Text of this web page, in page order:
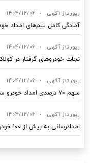
رپورتاژ آگهی •
1404/12/06
آمادگی کامل تیم‌های امداد
رپورتاژ آگهی •
1404/12/06
نجات خودروهای گرفتار در
رپورتاژ آگهی •
1404/12/06
سهم ۷۰ درصدی امداد خودرو ساوه در پیشگیری از حوادث جاده‌ای
رپورتاژ آگهی •
1404/12/06
امدادرسانی به بیش از ۱۰۰ خودرو گرفتار در یک هفته اخیر در اهواز